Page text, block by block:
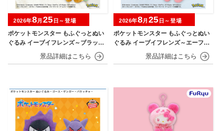
ポケットモンスター もふぐっとぬい
ぐるみ イーブイフレンズ～ブラッキ
ー・リーフィア～おひるねver.
2026年8月 25 日～登場
ポケットモンスター もふぐっとぬい
ぐるみ イーブイフレンズ～エーフ
ィ・ニンフィア～おひるねver.
2026年8月 25 日～登場